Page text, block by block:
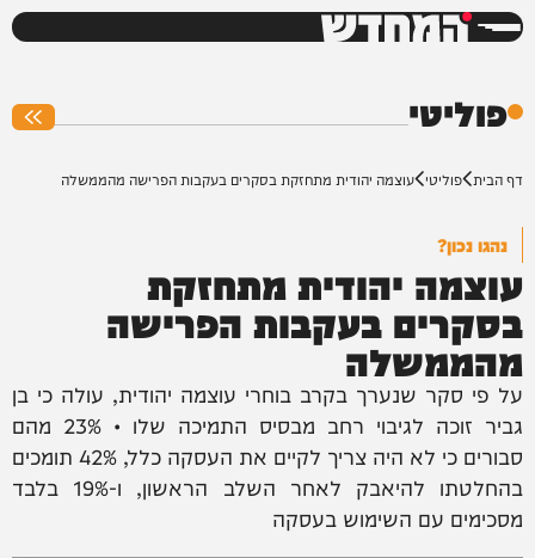
המחדש
פוליטי
דף הבית פוליטי עוצמה יהודית מתחזקת בסקרים בעקבות הפרישה מהממשלה
נהגו נכון?
עוצמה יהודית מתחזקת
בסקרים בעקבות הפרישה
מהממשלה
על פי סקר שנערך בקרב בוחרי עוצמה יהודית, עולה כי בן
גביר זוכה לגיבוי רחב מבסיס התמיכה שלו • 23% מהם
סבורים כי לא היה צריך לקיים את העסקה כלל, 42% תומכים
בהחלטתו להיאבק לאחר השלב הראשון, ו-19% בלבד
מסכימים עם השימוש בעסקה